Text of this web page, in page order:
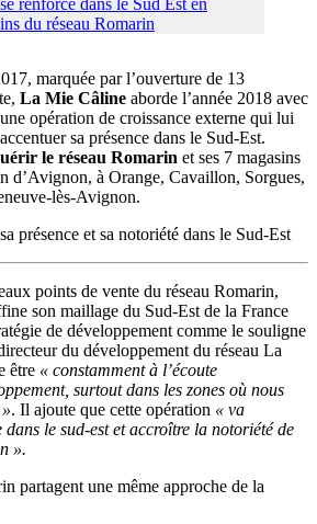
marquée par l’ouverture de 13
La Mie Câline aborde l’année 2018 avec
opération de croissance externe qui lui
sa présence dans le Sud-Est.
le réseau Romarin et ses 7 magasins
d’Avignon, à Orange, Cavaillon, Sorgues,
lès-Avignon.
présence et sa notoriété dans le Sud-Est
points de vente du réseau Romarin,
son maillage du Sud-Est de la France
de développement comme le souligne
du développement du réseau La
être « constamment à l’écoute
surtout dans les zones où nous
. Il ajoute que cette opération « va
dans le sud-est et accroître la notoriété de
».
partagent une même approche de la